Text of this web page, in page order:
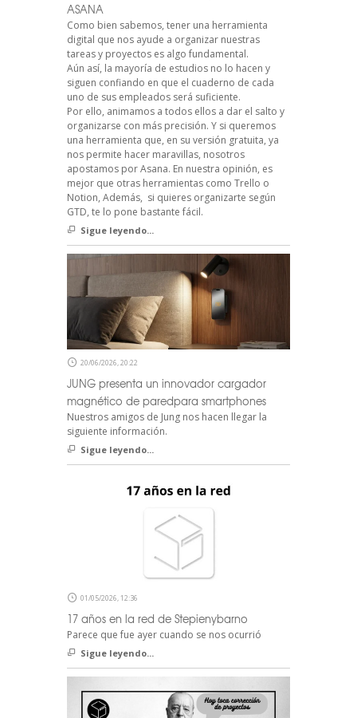
ASANA
Como bien sabemos, tener una herramienta
digital que nos ayude a organizar nuestras
tareas y proyectos es algo fundamental.
Aún así, la mayoría de estudios no lo hacen y
siguen confiando en que el cuaderno de cada
uno de sus empleados será suficiente.
Por ello, animamos a todos ellos a dar el salto y
organizarse con más precisión. Y si queremos
una herramienta que, en su versión gratuita, ya
nos permite hacer maravillas, nosotros
apostamos por Asana. En nuestra opinión, es
mejor que otras herramientas como Trello o
Notion, Además, si quieres organizarte según
GTD, te lo pone bastante fácil.
Sigue leyendo...
20/06/2026, 20:22
JUNG presenta un innovador cargador
magnético de paredpara smartphones
Nuestros amigos de Jung nos hacen llegar la
siguiente información.
Sigue leyendo...
01/05/2026, 12:36
17 años en la red de Stepienybarno
Parece que fue ayer cuando se nos ocurrió
Sigue leyendo...